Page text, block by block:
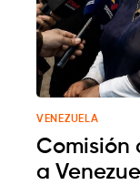
VENEZUELA
Comisión
a